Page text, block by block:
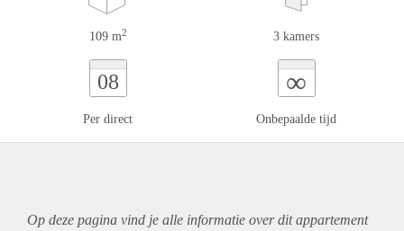
109 m2 3 kamers
08
Per direct
∞
Onbepaalde tijd
Op deze pagina vind je alle informatie over ditappartement